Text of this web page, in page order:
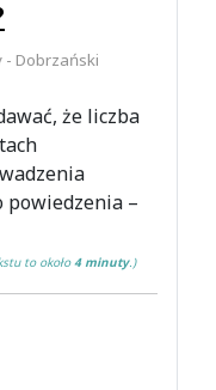
- Dobrzański
że liczba
powiedzenia –
to około4 minuty.)